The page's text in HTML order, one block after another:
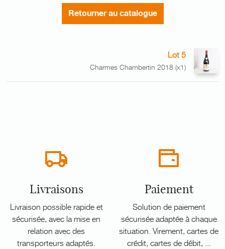
Retourner au catalogue
Lot 5
Charmes Chambertin 2018 (x1)
Livraisons
Livraison possible rapide et
sécurisée, avec la mise en
relation avec des
transporteurs adaptés.
Paiement
Solution de paiement
sécurisée adaptée à chaque
situation. Virement, cartes de
crédit, cartes de débit, ...